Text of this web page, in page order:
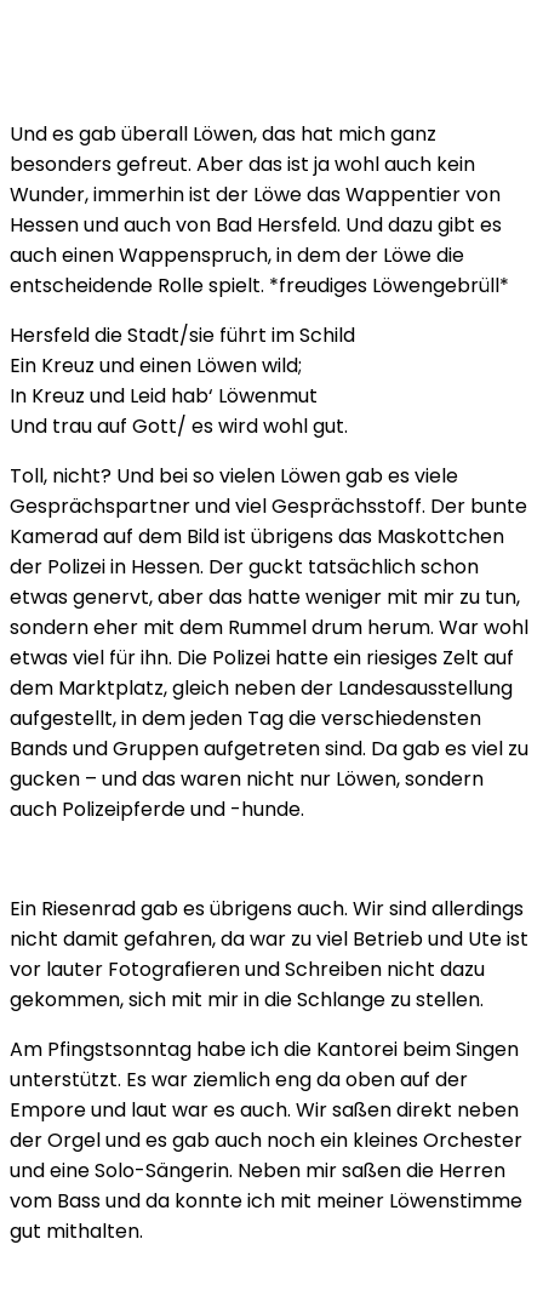
Und es gab überall Löwen, das hat mich ganz
besonders gefreut. Aber das ist ja wohl auch kein
Wunder, immerhin ist der Löwe das Wappentier von
Hessen und auch von Bad Hersfeld. Und dazu gibt es
auch einen Wappenspruch, in dem der Löwe die
entscheidende Rolle spielt. *freudiges Löwengebrüll*
Hersfeld die Stadt/sie führt im Schild
Ein Kreuz und einen Löwen wild;
In Kreuz und Leid hab‘ Löwenmut
Und trau auf Gott/ es wird wohl gut.
Toll, nicht? Und bei so vielen Löwen gab es viele
Gesprächspartner und viel Gesprächsstoff. Der bunte
Kamerad auf dem Bild ist übrigens das Maskottchen
der Polizei in Hessen. Der guckt tatsächlich schon
etwas genervt, aber das hatte weniger mit mir zu tun,
sondern eher mit dem Rummel drum herum. War wohl
etwas viel für ihn. Die Polizei hatte ein riesiges Zelt auf
dem Marktplatz, gleich neben der Landesausstellung
aufgestellt, in dem jeden Tag die verschiedensten
Bands und Gruppen aufgetreten sind. Da gab es viel zu
gucken – und das waren nicht nur Löwen, sondern
auch Polizeipferde und -hunde.
Ein Riesenrad gab es übrigens auch. Wir sind allerdings
nicht damit gefahren, da war zu viel Betrieb und Ute ist
vor lauter Fotografieren und Schreiben nicht dazu
gekommen, sich mit mir in die Schlange zu stellen.
Am Pfingstsonntag habe ich die Kantorei beim Singen
unterstützt. Es war ziemlich eng da oben auf der
Empore und laut war es auch. Wir saßen direkt neben
der Orgel und es gab auch noch ein kleines Orchester
und eine Solo-Sängerin. Neben mir saßen die Herren
vom Bass und da konnte ich mit meiner Löwenstimme
gut mithalten.